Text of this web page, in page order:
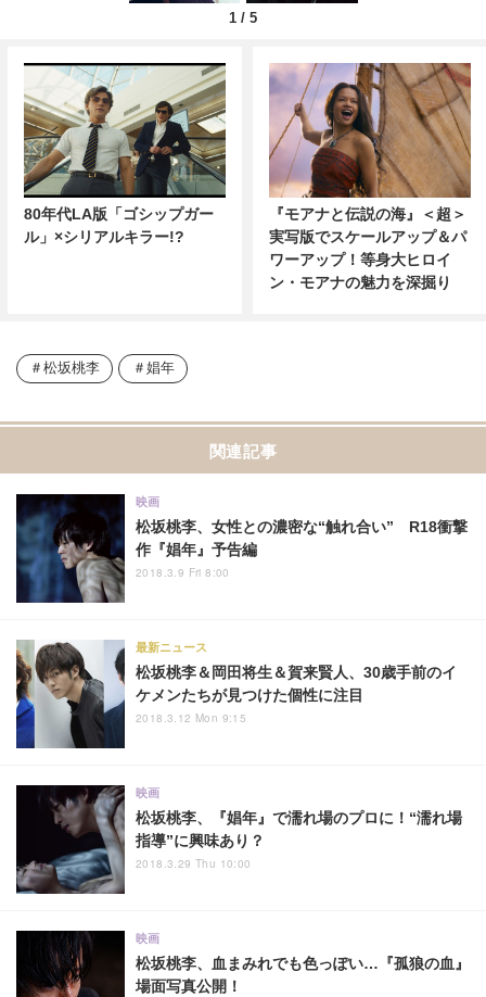
1 / 5
80年代LA版「ゴシップガー
ル」×シリアルキラー!?
『モアナと伝説の海』＜超＞
実写版でスケールアップ＆パ
ワーアップ！等身大ヒロイ
ン・モアナの魅力を深掘り
松坂桃李 娼年
関連記事
松坂桃李、女性との濃密な“触れ合い” R18衝撃
作『娼年』予告編
映画
2018.3.9 Fri 8:00
松坂桃李＆岡田将生＆賀来賢人、30歳手前のイ
ケメンたちが見つけた個性に注目
最新ニュース
2018.3.12 Mon 9:15
松坂桃李、『娼年』で濡れ場のプロに！“濡れ場
指導”に興味あり？
映画
2018.3.29 Thu 10:00
松坂桃李、血まみれでも色っぽい…『孤狼の血』
場面写真公開！
映画